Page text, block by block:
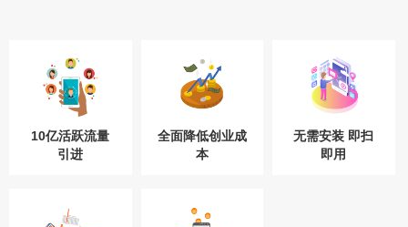
10亿活跃流量
引进
全面降低创业成
本
无需安装 即扫
即用